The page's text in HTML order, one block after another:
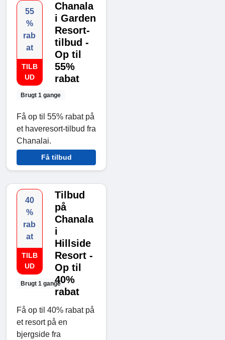
55
%
rab
at
TILB
UD
Brugt 1 gange
Chanala
i Garden
Resort-
tilbud -
Op til
55%
rabat
Få op til 55% rabat på
et haveresort-tilbud fra
Chanalai.
Få tilbud
40
%
rab
at
TILB
UD
Brugt 1 gange
Tilbud
på
Chanala
i
Hillside
Resort -
Op til
40%
rabat
Få op til 40% rabat på
et resort på en
bjergside fra